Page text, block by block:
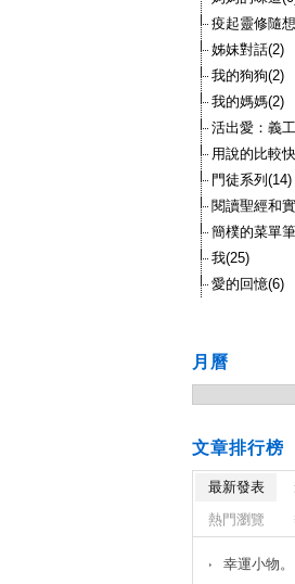
疫起靈修隨
姊妹對話(2)
我的狗狗(2)
我的媽媽(2)
活出愛：義
用說的比較
門徒系列(14)
閱讀聖經和
簡樸的菜單
我(25)
愛的回憶(6)
月曆
文章排行榜
最新發表
熱門瀏覽
幸運小物。